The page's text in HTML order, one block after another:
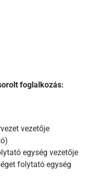
foglalkozás:
vezetője
egység vezetője
folytató egység